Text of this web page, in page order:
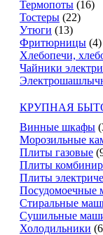
Термопоты (16)
Тостеры (22)
Утюги (13)
Фритюрницы (4)
Хлебопечи,
Чайники
КРУПНАЯ
Винные шкафы
Морозильные
Плиты газовые
Плиты
Плиты
Посудомоечные
Стиральные
Сушильные
Холодильники